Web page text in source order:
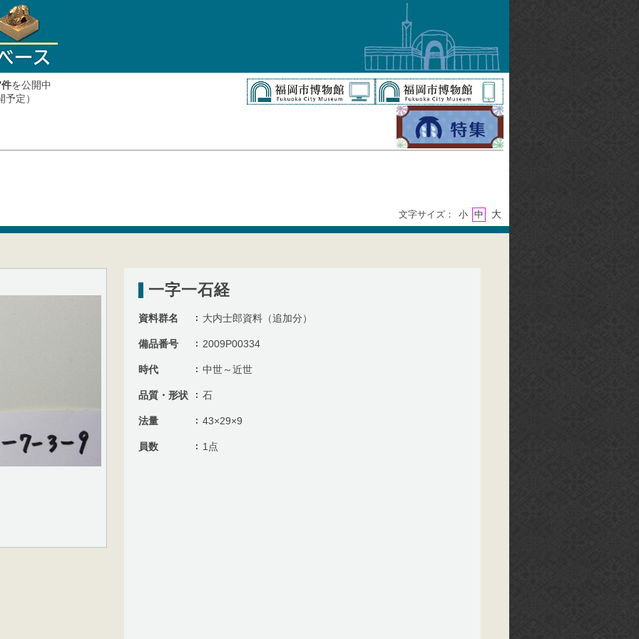
件を公開中
予定）
文字サイズ： 小 中 大
一字一石経
資料群名 大内士郎資料（追加分）
備品番号 2009P00334
時代 中世～近世
品質・形状 石
法量 43×29×9
員数 1点